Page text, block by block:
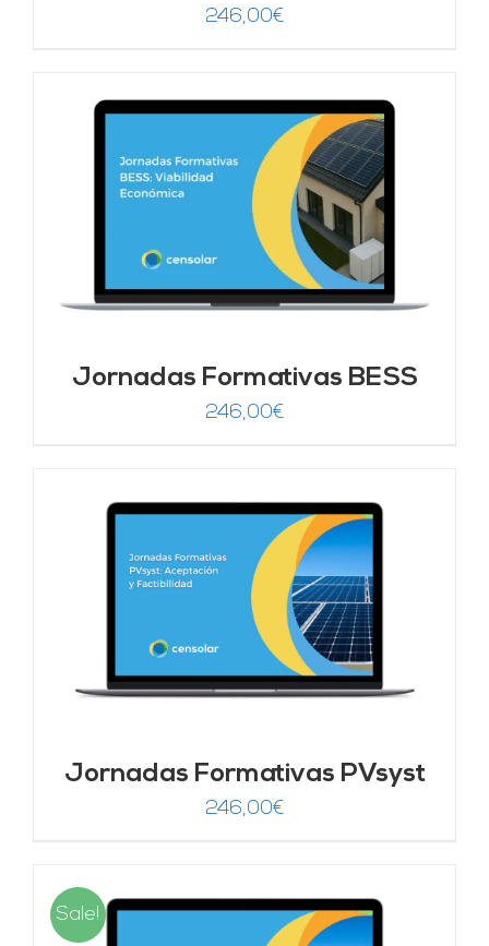
246,00€
Jornadas Formativas BESS
246,00€
Jornadas Formativas PVsyst
246,00€
Sale!